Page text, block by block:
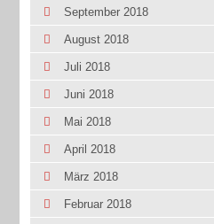
September 2018
August 2018
Juli 2018
Juni 2018
Mai 2018
April 2018
März 2018
Februar 2018